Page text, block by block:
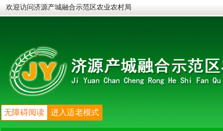
欢迎访问济源产城融合示范区农业农村局
无障碍阅读 进入适老模式